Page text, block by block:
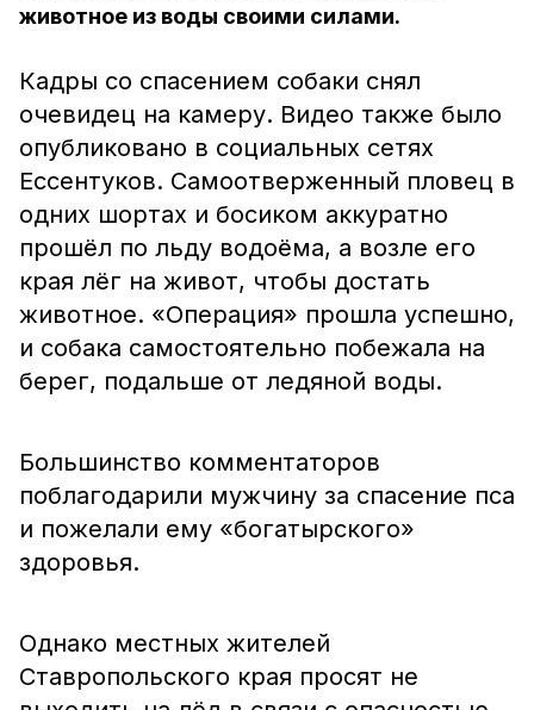
животное из воды своими силами.
Кадры со спасением собаки снял
очевидец на камеру. Видео также было
опубликовано в социальных сетях
Ессентуков. Самоотверженный пловец в
одних шортах и босиком аккуратно
прошёл по льду водоёма, а возле его
края лёг на живот, чтобы достать
животное. «Операция» прошла успешно,
и собака самостоятельно побежала на
берег, подальше от ледяной воды.
Большинство комментаторов
поблагодарили мужчину за спасение пса
и пожелали ему «богатырского»
здоровья.
Однако местных жителей
Ставропольского края просят не